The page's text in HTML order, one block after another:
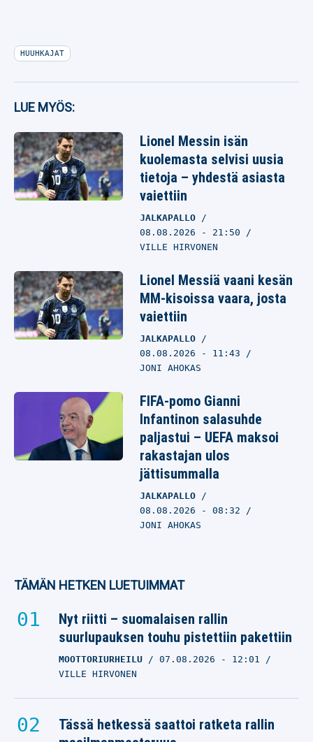
HUUHKAJAT
LUE MYÖS:
Lionel Messin isän
kuolemasta selvisi uusia
tietoja – yhdestä asiasta
vaiettiin
JALKAPALLO
08.08.2026 - 21:50
VILLE HIRVONEN
Lionel Messiä vaani kesän
MM-kisoissa vaara, josta
vaiettiin
JALKAPALLO
08.08.2026 - 11:43
JONI AHOKAS
FIFA-pomo Gianni
Infantinon salasuhde
paljastui – UEFA maksoi
rakastajan ulos
jättisummalla
JALKAPALLO
08.08.2026 - 08:32
JONI AHOKAS
TÄMÄN HETKEN LUETUIMMAT
Nyt riitti – suomalaisen rallin
suurlupauksen touhu pistettiin pakettiin
MOOTTORIURHEILU 07.08.2026 - 12:01
VILLE HIRVONEN
Tässä hetkessä saattoi ratketa rallin